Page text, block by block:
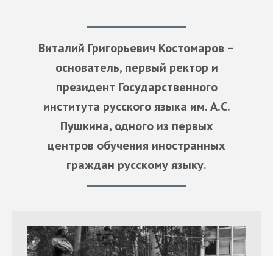
Виталий Григорьевич Костомаров –
основатель, первый ректор и
президент Государственного
института русского языка им. А.С.
Пушкина, одного из первых
центров обучения иностранных
граждан русскому языку.